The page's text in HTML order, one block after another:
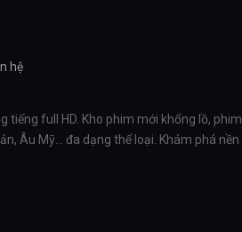
hệ
full HD. Kho phim mới khổng lồ, phim
Âu Mỹ… đa dạng thể loại. Khám phá nền